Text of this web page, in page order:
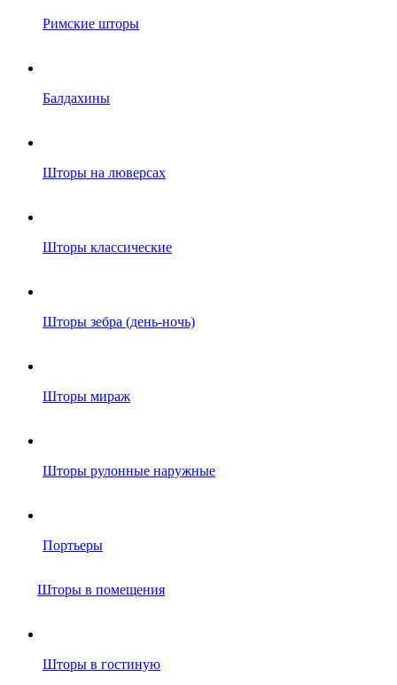
Римские шторы
Балдахины
Шторы на люверсах
Шторы классические
Шторы зебра (день-ночь)
Шторы мираж
Шторы рулонные наружные
Портьеры
Шторы в помещения
Шторы в гостиную